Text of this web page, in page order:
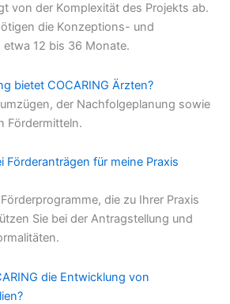
von der Komplexität des Projekts ab.
die Konzeptions- und
12 bis 36 Monate.
bietet COCARING Ärzten?
der Nachfolgeplanung sowie
Fördermitteln.
Förderanträgen für meine Praxis
die zu Ihrer Praxis
Sie bei der Antragstellung und
die Entwicklung von